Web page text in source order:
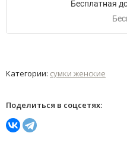
Бесплатная
Категории: сумки женские
Поделиться в соцсетях: